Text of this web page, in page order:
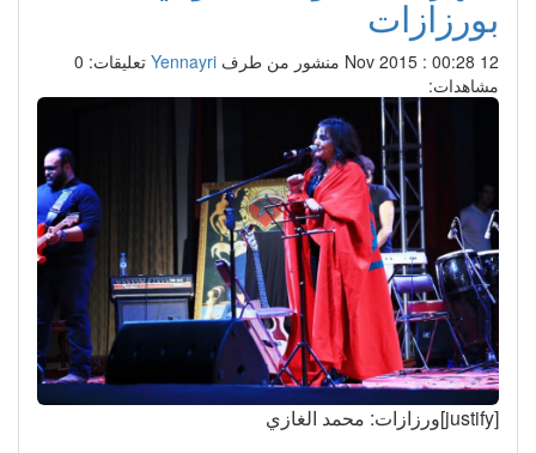
بورزازات
منشور من طرفYennayri تعليقات: 0
مشاهدات: